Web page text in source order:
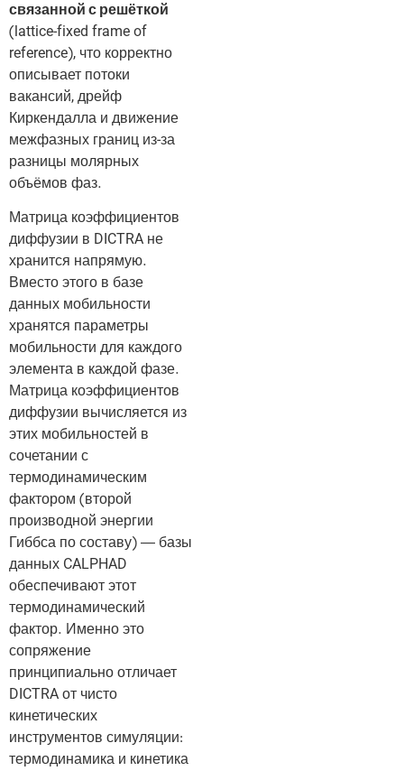
связанной с решёткой
(lattice-fixed frame of
reference), что корректно
описывает потоки
вакансий, дрейф
Киркендалла и движение
межфазных границ из-за
разницы молярных
объёмов фаз.
Матрица коэффициентов
диффузии в DICTRA не
хранится напрямую.
Вместо этого в базе
данных мобильности
хранятся параметры
мобильности для каждого
элемента в каждой фазе.
Матрица коэффициентов
диффузии вычисляется из
этих мобильностей в
сочетании с
термодинамическим
фактором (второй
производной энергии
Гиббса по составу) — базы
данных CALPHAD
обеспечивают этот
термодинамический
фактор. Именно это
сопряжение
принципиально отличает
DICTRA от чисто
кинетических
инструментов симуляции:
термодинамика и кинетика